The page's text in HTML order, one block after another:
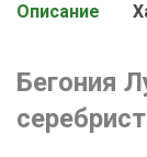
Описание
Бегония